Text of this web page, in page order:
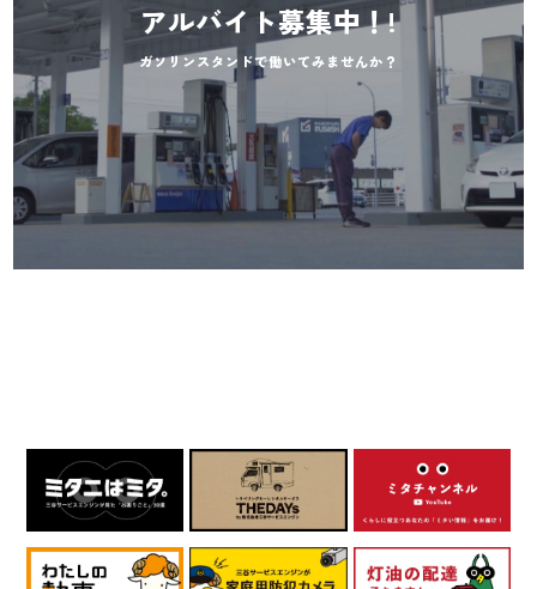
アルバイト募集中！!
ガソリンスタンドで働いてみませんか？